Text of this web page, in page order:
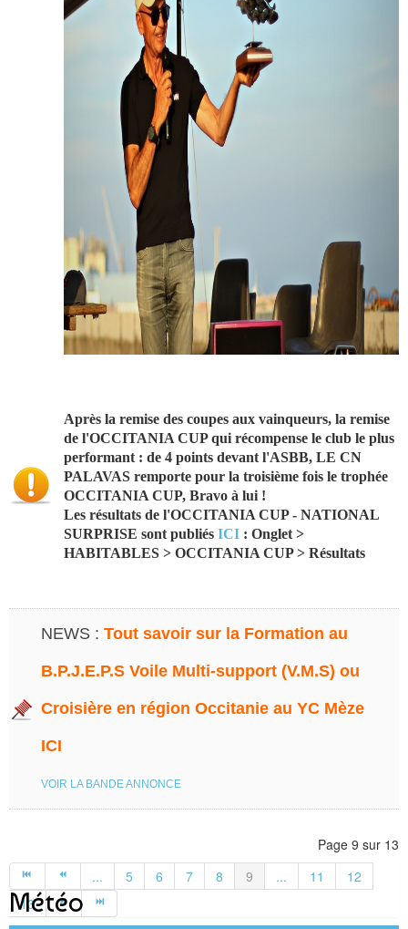
Après la remise des coupes aux vainqueurs, la remise
de l'OCCITANIA CUP qui récompense le club le plus
performant : de 4 points devant l'ASBB, LE CN
PALAVAS remporte pour la troisième fois le trophée
OCCITANIA CUP, Bravo à lui !
Les résultats de l'OCCITANIA CUP - NATIONAL
SURPRISE sont publiés ICI: Onglet >
HABITABLES > OCCITANIA CUP > Résultats
NEWS : Tout savoir sur la Formation au
B.P.J.E.P.S Voile Multi-support (V.M.S) ou
Croisière en région Occitanie au YC Mèze
ICI
VOIR LA BANDE ANNONCE
Page 9 sur 13
...
5 6 7 8 9 ... 11
12
13
Météo